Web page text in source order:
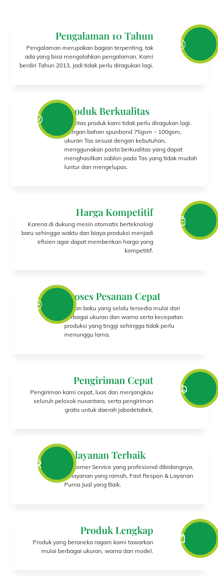
Pengalaman 10 Tahun
Pengalaman merupakan bagian terpenting, tak
ada yang bisa mengalahkan pengalaman. Kami
berdiri Tahun 2013, Jadi tidak perlu diragukan lagi.
Produk Berkualitas
Kualitas produk kami tidak perlu diragukan lagi.
Dengan bahan spunbond 75gsm – 100gsm,
ukuran Tas sesuai dengan kebutuhan,
menggunakan pasta berkualitas yang dapat
menghasilkan sablon pada Tas yang tidak mudah
luntur dan mengelupas.
Harga Kompetitif
Karena di dukung mesin otomatis berteknologi
baru sehingga waktu dan biaya produksi menjadi
efisien agar dapat memberikan harga yang
kompetitif.
Proses Pesanan Cepat
Bahan baku yang selalu tersedia mulai dari
berbagai ukuran dan warna serta kecepatan
produksi yang tinggi sehingga tidak perlu
menunggu lama.
Pengiriman Cepat
Pengiriman kami cepat, luas dan menjangkau
seluruh pelosok nusantara, serta pengiriman
gratis untuk daerah jabodetabek.
Pelayanan Terbaik
Customer Service yang profesional dibidangnya,
Pelayanan yang ramah, Fast Respon & Layanan
Purna Jual yang Baik.
Produk Lengkap
Produk yang beraneka ragam kami tawarkan
mulai berbagai ukuran, warna dan model.